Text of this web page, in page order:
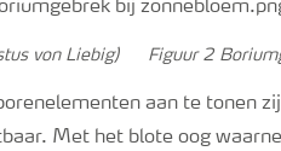
von Liebig) Figuur 2
aan te tonen
Met het blote oog